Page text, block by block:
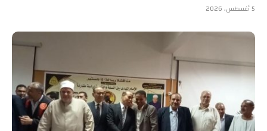
5 أغسطس، 2026